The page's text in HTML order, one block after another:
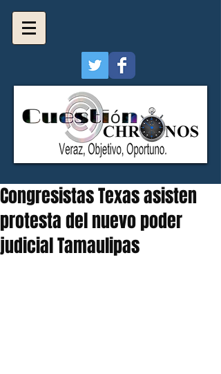
Congresistas Texas asisten
protesta del nuevo poder
judicial Tamaulipas